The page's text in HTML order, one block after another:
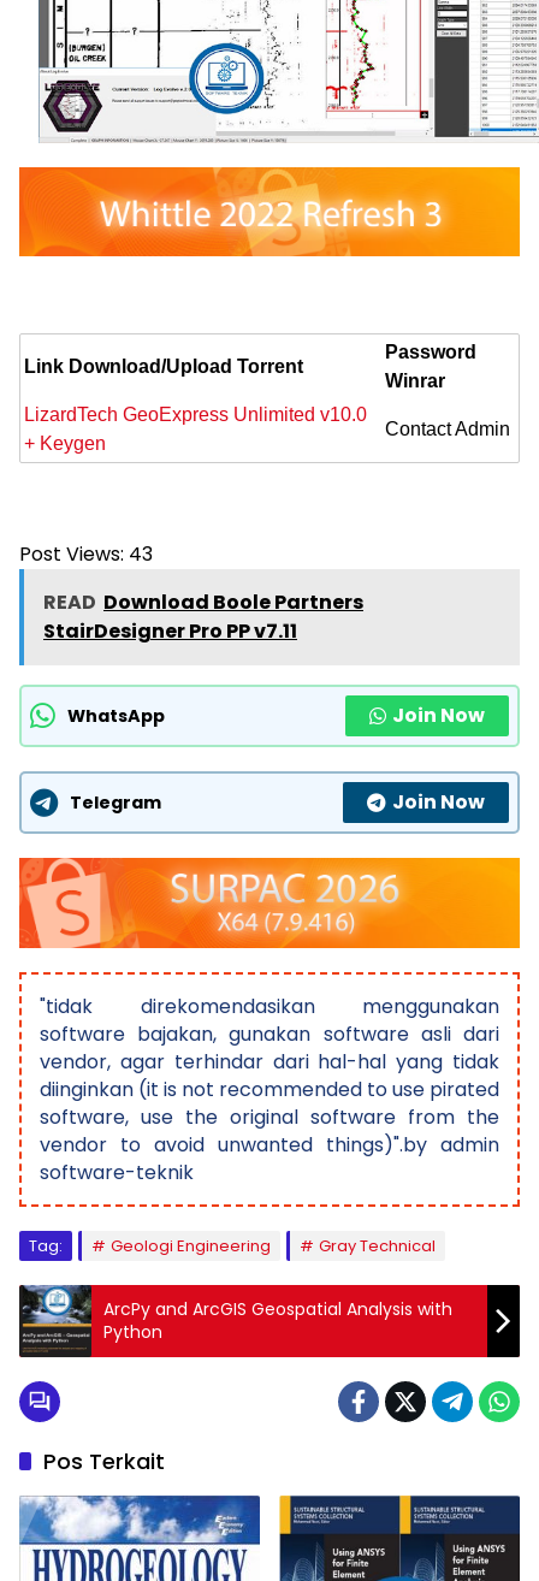
Link Download/Upload Torrent
Password
Winrar
LizardTech GeoExpress Unlimited v10.0
+ Keygen
Contact Admin
Post Views: 43
READ Download Boole Partners
StairDesigner Pro PP v7.11
WhatsApp Join Now
Telegram Join Now
"tidak direkomendasikan menggunakan
software bajakan, gunakan software asli dari
vendor, agar terhindar dari hal-hal yang tidak
diinginkan (it is not recommended to use pirated
software, use the original software from the
vendor to avoid unwanted things)".by admin
software-teknik
Tag: Geologi Engineering Gray Technical
ArcPy and ArcGIS Geospatial Analysis with
Python
Pos Terkait